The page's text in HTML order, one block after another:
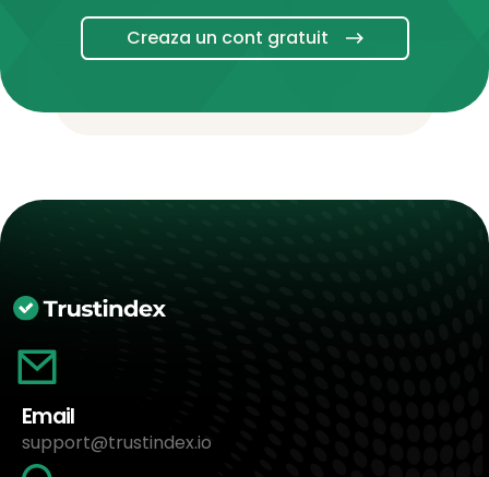
Creaza un cont gratuit
Email
support@trustindex.io